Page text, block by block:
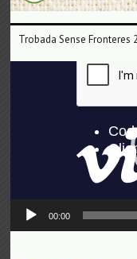
Trobada Sense Fronteres
00:00